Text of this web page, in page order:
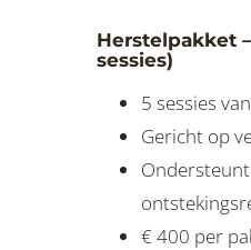
Herstelpakket
sessies)
5 sessies
Gericht op
€ 400 per